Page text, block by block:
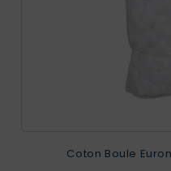
Coton Boule